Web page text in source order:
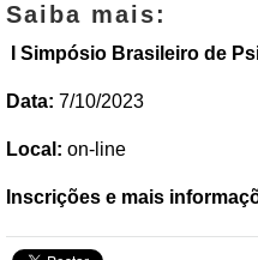
Saiba mais:
I Simpósio Brasileiro de
Data: 7/10/2023
Local: on-line
Inscrições e mais